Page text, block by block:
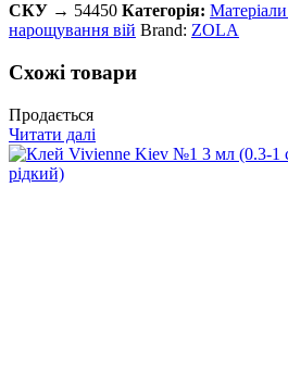
СКУ → 54450 Категорія:
нарощування вій Brand: ZOLA
Схожі товари
Продається
Читати далі